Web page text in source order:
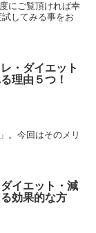
にご覧頂ければ幸
してみる事をお
・ダイエット
理由５つ！
。今回はそのメリ
イエット・減
効果的な方